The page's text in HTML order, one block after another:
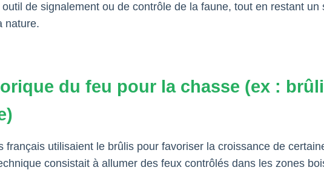
de signalement ou de contrôle de la faune, tout en restant un
nature.
du feu pour la chasse (ex :
français utilisaient le brûlis pour favoriser la croissance de
consistait à allumer des feux contrôlés dans les zones